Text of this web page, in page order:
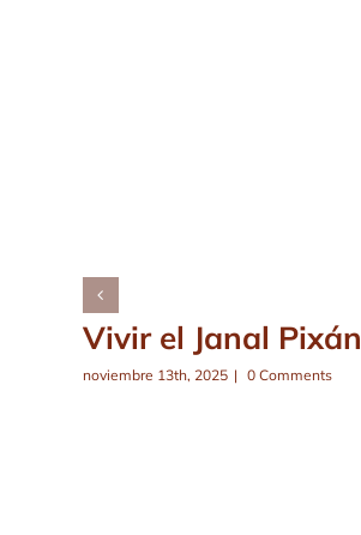
Vivir el Janal Pixán
noviembre 13th, 2025 | 0 Comments